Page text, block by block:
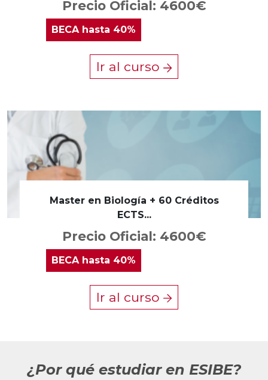
Precio Oficial: 4600€
BECAhasta 40%
Ir al curso
Master en Biología + 60 Créditos
ECTS...
Precio Oficial: 4600€
BECA hasta 40%
Ir al curso
¿Por qué estudiar en ESIBE?